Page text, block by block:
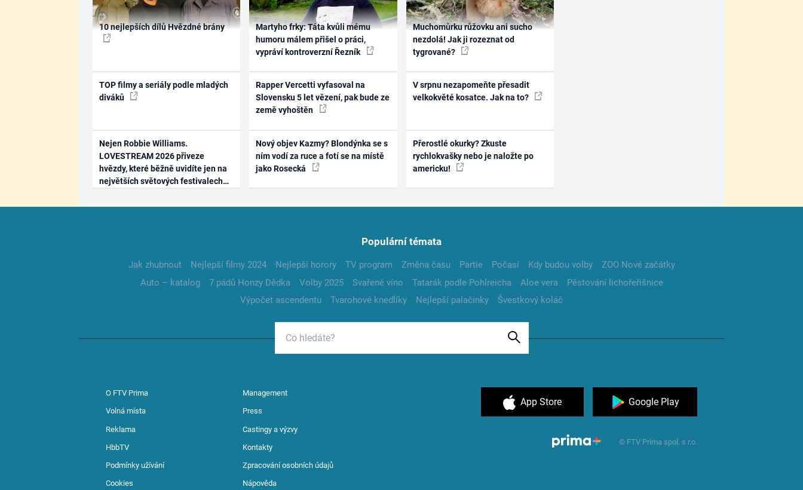
10 nejlepších dílů Hvězdné brány
TOP filmy a seriály podle mladých
diváků
Nejen Robbie Williams.
LOVESTREAM 2026 přiveze
hvězdy, které běžně uvidíte jen na
největších světových festivalech
Martyho frky: Táta kvůli mému
humoru málem přišel o práci,
vypráví kontroverzní Řezník
Rapper Vercetti vyfasoval na
Slovensku 5 let vězení, pak bude ze
země vyhoštěn
Nový objev Kazmy? Blondýnka se s
ním vodí za ruce a fotí se na místě
jako Rosecká
Muchomůrku růžovku ani sucho
nezdolá! Jak ji rozeznat od
tygrované?
V srpnu nezapomeňte přesadit
velkokvěté kosatce. Jak na to?
Přerostlé okurky? Zkuste
rychlokvašky nebo je naložte po
americku!
Populární témata
Jak zhubnout Nejlepší filmy 2024 Nejlepší horory TV program Změna času Partie Počasí Kdy budou volby
ZOO Nové začátky
Auto – katalog
7 pádů Honzy Dědka Volby 2025 Svařené víno Tatarák podle Pohlreicha Aloe vera
Pěstování lichořeřišnice
Výpočet ascendentu
Tvarohové knedlíky Nejlepší palačinky Švestkový koláč
O FTV Prima Management
Volná místa Press
Reklama Castingy a výzvy
HbbTV Kontakty
Podmínky užívání Zpracování osobních údajů
Cookies Nápověda
App Store Google Play
© FTV Prima spol. s r.o.